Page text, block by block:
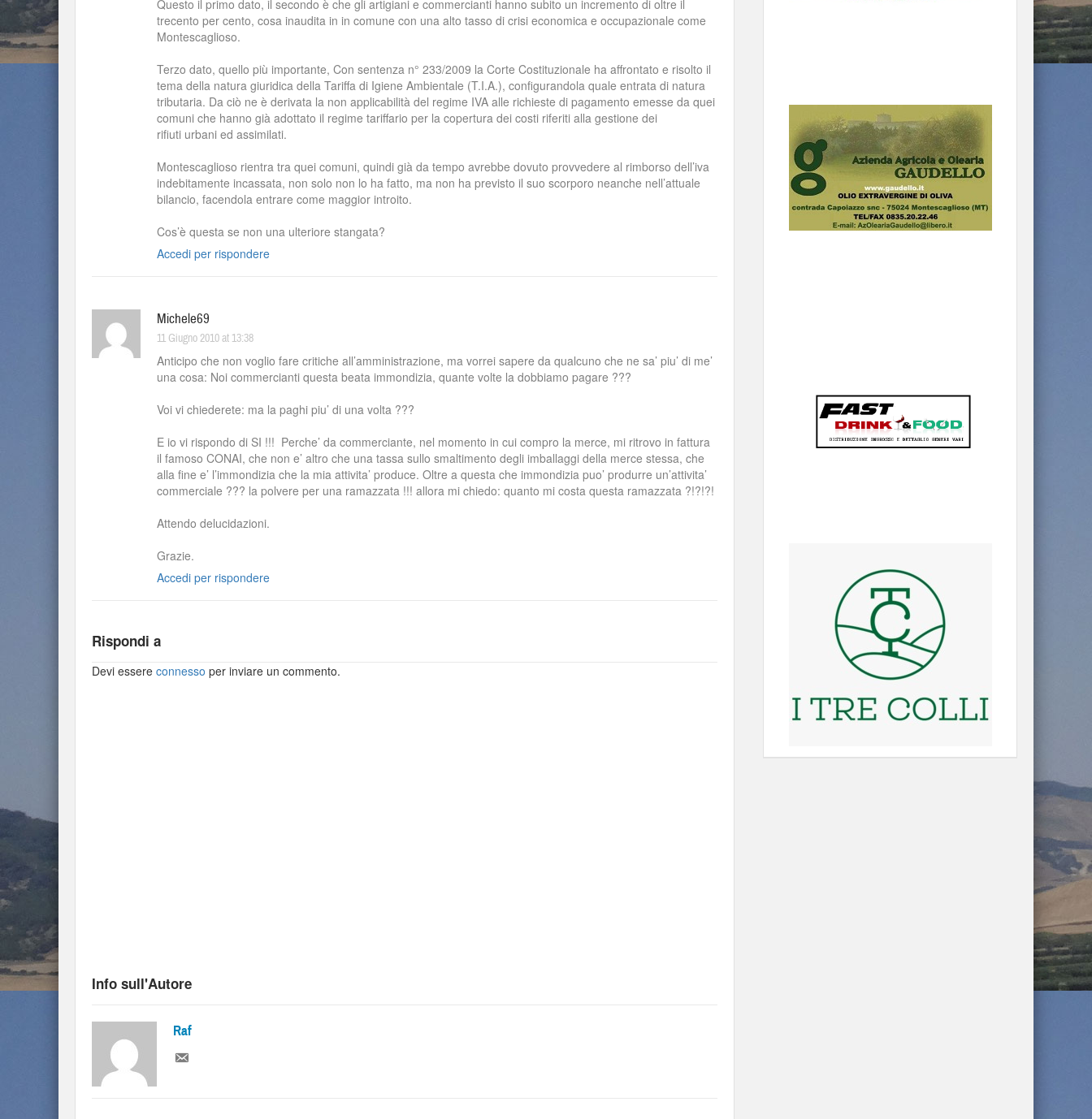
Questo il primo dato, il secondo è che gli artigiani e commercianti hanno subito un incremento di oltre il
trecento per cento, cosa inaudita in in comune con una alto tasso di crisi economica e occupazionale come
Montescaglioso.
Terzo dato, quello più importante, Con sentenza n° 233/2009 la Corte Costituzionale ha affrontato e risolto il
tema della natura giuridica della Tariffa di Igiene Ambientale (T.I.A.), configurandola quale entrata di natura
tributaria. Da ciò ne è derivata la non applicabilità del regime IVA alle richieste di pagamento emesse da quei
comuni che hanno già adottato il regime tariffario per la copertura dei costi riferiti alla gestione dei
rifiuti urbani ed assimilati.
Montescaglioso rientra tra quei comuni, quindi già da tempo avrebbe dovuto provvedere al rimborso dell’iva
indebitamente incassata, non solo non lo ha fatto, ma non ha previsto il suo scorporo neanche nell’attuale
bilancio, facendola entrare come maggior introito.
Cos’è questa se non una ulteriore stangata?
Accedi per rispondere
Michele69
11 Giugno 2010 at 13:38
Anticipo che non voglio fare critiche all’amministrazione, ma vorrei sapere da qualcuno che ne sa’ piu’ di me’
una cosa: Noi commercianti questa beata immondizia, quante volte la dobbiamo pagare ???
Voi vi chiederete: ma la paghi piu’ di una volta ???
E io vi rispondo di SI !!! Perche’ da commerciante, nel momento in cui compro la merce, mi ritrovo in fattura
il famoso CONAI, che non e’ altro che una tassa sullo smaltimento degli imballaggi della merce stessa, che
alla fine e’ l’immondizia che la mia attivita’ produce. Oltre a questa che immondizia puo’ produrre un’attivita’
commerciale ??? la polvere per una ramazzata !!! allora mi chiedo: quanto mi costa questa ramazzata ?!?!?!
Attendo delucidazioni.
Grazie.
Accedi per rispondere
Rispondi a
Devi essere connesso per inviare un commento.
Info sull'Autore
Raf